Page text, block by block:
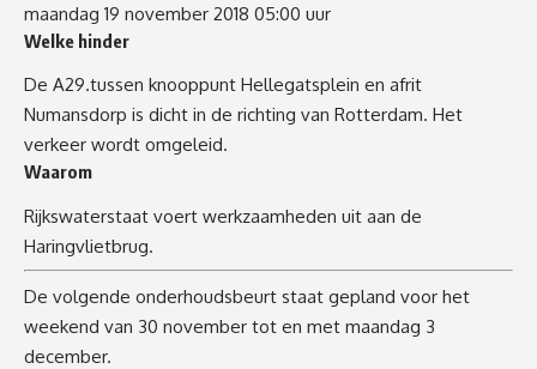
maandag 19 november 2018 05:00 uur
Welke hinder
De A29.tussen knooppunt Hellegatsplein en afrit
Numansdorp is dicht in de richting van Rotterdam. Het
verkeer wordt omgeleid.
Waarom
Rijkswaterstaat voert werkzaamheden uit aan de
Haringvlietbrug.
De volgende onderhoudsbeurt staat gepland voor het
weekend van 30 november tot en met maandag 3
december.